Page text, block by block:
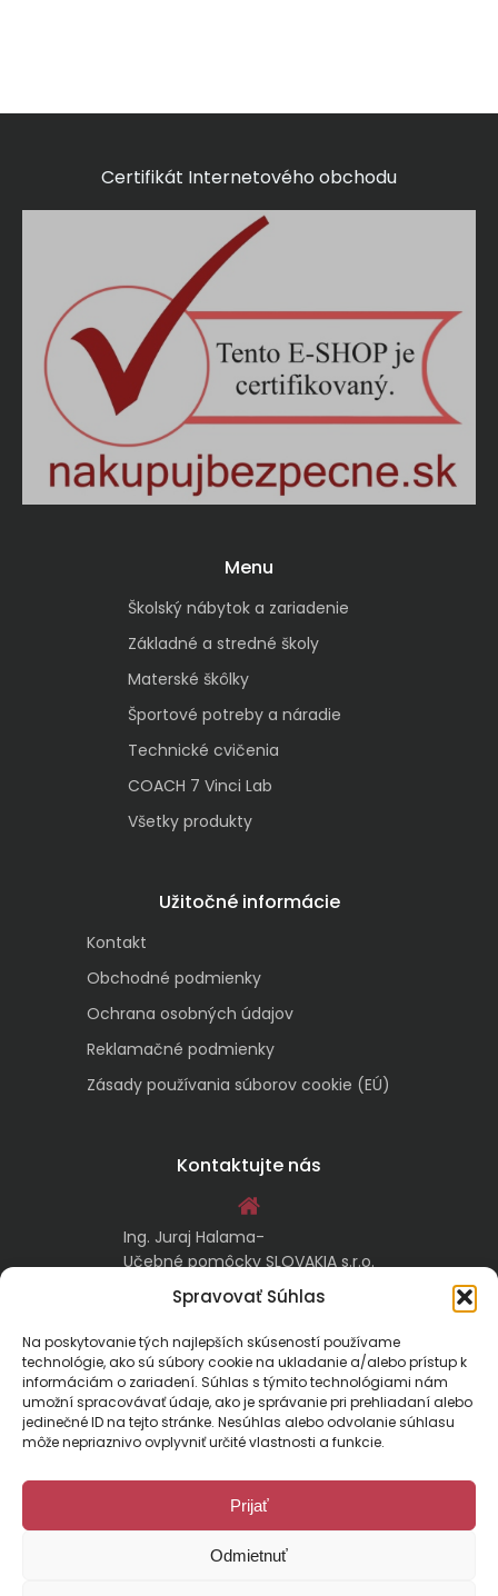
Spravovať Súhlas
Na poskytovanie tých najlepších skúseností používame
technológie, ako sú súbory cookie na ukladanie a/alebo prístup k
informáciám o zariadení. Súhlas s týmito technológiami nám
umožní spracovávať údaje, ako je správanie pri prehliadaní alebo
jedinečné ID na tejto stránke. Nesúhlas alebo odvolanie súhlasu
môže nepriaznivo ovplyvniť určité vlastnosti a funkcie.
Prijať
Odmietnuť
Certifikát Internetového obchodu
Menu
Školský nábytok a zariadenie
Základné a stredné školy
Materské škôlky
Športové potreby a náradie
Technické cvičenia
COACH 7 Vinci Lab
Všetky produkty
Užitočné informácie
Kontakt
Obchodné podmienky
Ochrana osobných údajov
Reklamačné podmienky
Zásady používania súborov cookie (EÚ)
Kontaktujte nás
Ing. Juraj Halama-
Učebné pomôcky SLOVAKIA s.r.o.
Malachovská 17/A
974 05 Banská Bystrica
kontakt@ucebnepomockyslovakia.sk
0917 797 357, 048/410 18 88